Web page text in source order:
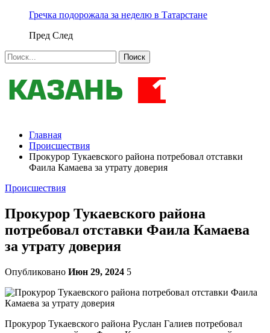
Гречка подорожала за неделю в Татарстане
Пред След
Главная
Происшествия
Прокурор Тукаевского района потребовал отставки
Фаила Камаева за утрату доверия
Происшествия
Прокурор Тукаевского района
потребовал отставки Фаила Камаева
за утрату доверия
Опубликовано Июн 29, 2024 5
Прокурор Тукаевского района Руслан Галиев потребовал